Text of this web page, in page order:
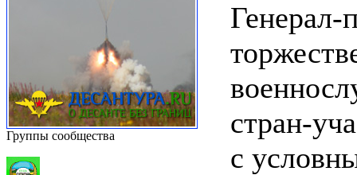
Группы сообщества
Генерал-
стран-
с